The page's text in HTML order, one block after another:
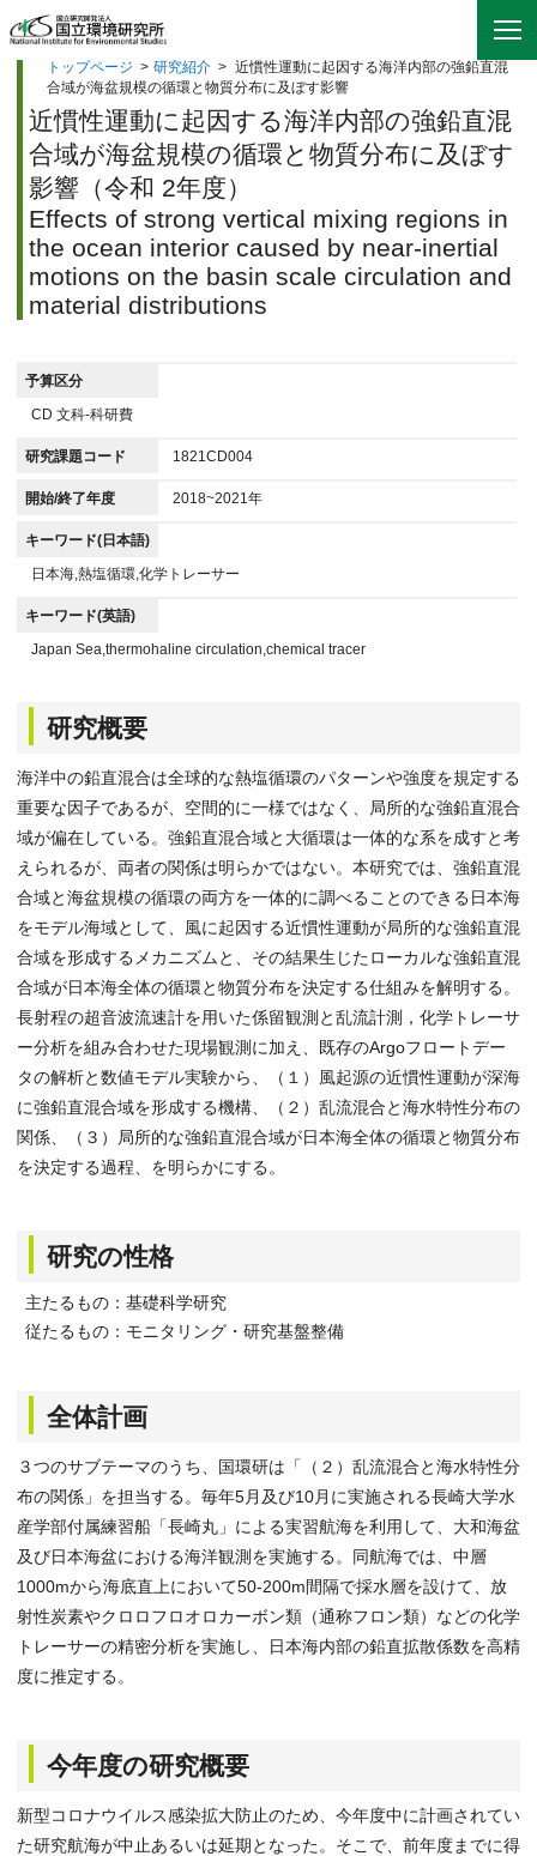
トップページ > 研究紹介 > 近慣性運動に起因する海洋内部の強鉛直混
合域が海盆規模の循環と物質分布に及ぼす影響
近慣性運動に起因する海洋内部の強鉛直混
合域が海盆規模の循環と物質分布に及ぼす
影響（令和 2年度）
Effects of strong vertical mixing regions in
the ocean interior caused by near-inertial
motions on the basin scale circulation and
material distributions
予算区分
CD 文科-科研費
研究課題コード 1821CD004
開始/終了年度 2018~2021年
キーワード(日本語)
日本海,熱塩循環,化学トレーサー
キーワード(英語)
Japan Sea,thermohaline circulation,chemical tracer
研究概要
海洋中の鉛直混合は全球的な熱塩循環のパターンや強度を規定する
重要な因子であるが、空間的に一様ではなく、局所的な強鉛直混合
域が偏在している。強鉛直混合域と大循環は一体的な系を成すと考
えられるが、両者の関係は明らかではない。本研究では、強鉛直混
合域と海盆規模の循環の両方を一体的に調べることのできる日本海
をモデル海域として、風に起因する近慣性運動が局所的な強鉛直混
合域を形成するメカニズムと、その結果生じたローカルな強鉛直混
合域が日本海全体の循環と物質分布を決定する仕組みを解明する。
長射程の超音波流速計を用いた係留観測と乱流計測，化学トレーサ
ー分析を組み合わせた現場観測に加え、既存のArgoフロートデー
タの解析と数値モデル実験から、（１）風起源の近慣性運動が深海
に強鉛直混合域を形成する機構、（２）乱流混合と海水特性分布の
関係、（３）局所的な強鉛直混合域が日本海全体の循環と物質分布
を決定する過程、を明らかにする。
研究の性格
主たるもの：基礎科学研究
従たるもの：モニタリング・研究基盤整備
全体計画
３つのサブテーマのうち、国環研は「（２）乱流混合と海水特性分
布の関係」を担当する。毎年5月及び10月に実施される長崎大学水
産学部付属練習船「長崎丸」による実習航海を利用して、大和海盆
及び日本海盆における海洋観測を実施する。同航海では、中層
1000mから海底直上において50-200m間隔で採水層を設けて、放
射性炭素やクロロフロオロカーボン類（通称フロン類）などの化学
トレーサーの精密分析を実施し、日本海内部の鉛直拡散係数を高精
度に推定する。
今年度の研究概要
新型コロナウイルス感染拡大防止のため、今年度中に計画されてい
た研究航海が中止あるいは延期となった。そこで、前年度までに得